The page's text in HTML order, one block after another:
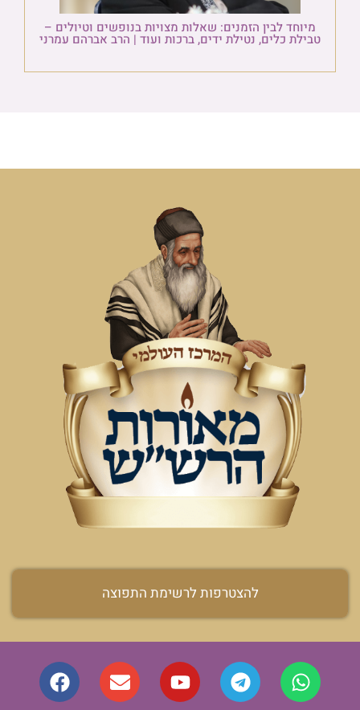
מיוחד לבין הזמנים: שאלות מצויות בנופשים וטיולים –
טבילת כלים, נטילת ידים, ברכות ועוד | הרב אברהם עמרני
להצטרפות לרשימת התפוצה